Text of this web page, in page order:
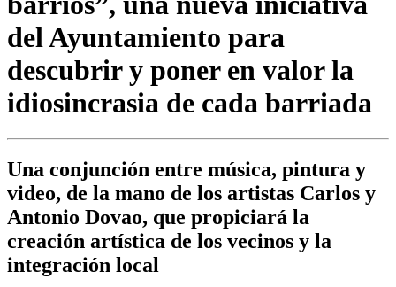
del Ayuntamiento para
descubrir y poner en valor la
idiosincrasia de cada barriada
Una conjunción entre música, pintura y
video, de la mano de los artistas Carlos y
Antonio Dovao, que propiciará la
creación artística de los vecinos y la
integración local